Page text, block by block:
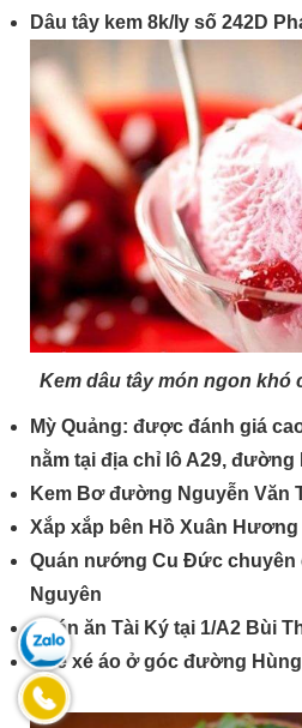
Dâu tây kem 8k/ly số 242D
Kem dâu tây món ngon khó
Mỳ Quảng: được đánh giá
nằm tại địa chỉ lô A29,
Kem Bơ đường Nguyễn Văn
Xắp xắp bên Hồ Xuân Hương
Quán nướng Cu Đức chuyên
Nguyên
Quán ăn Tài Ký tại 1/A2 Bùi
Chè xé áo ở góc đường
Cáp